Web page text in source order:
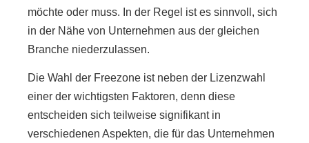
möchte oder muss. In der Regel ist es sinnvoll, sich
in der Nähe von Unternehmen aus der gleichen
Branche niederzulassen.
Die Wahl der Freezone ist neben der Lizenzwahl
einer der wichtigsten Faktoren, denn diese
entscheiden sich teilweise signifikant in
verschiedenen Aspekten, die für das Unternehmen